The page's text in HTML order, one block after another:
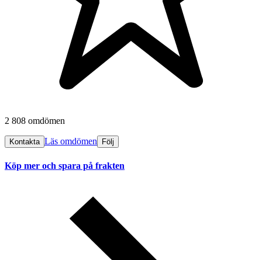
2 808 omdömen
Kontakta Läs omdömen Följ
Köp mer och spara på frakten